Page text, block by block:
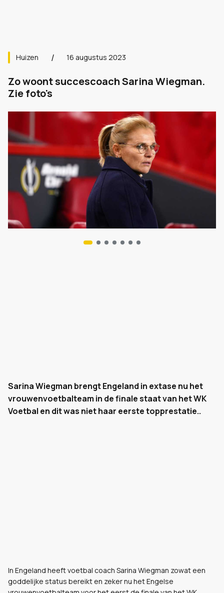
Huizen 16 augustus 2023
Zo woont succescoach Sarina Wiegman.
Zie foto's
Sarina Wiegman brengt Engeland in extase nu het
vrouwenvoetbalteam in de finale staat van het WK
Voetbal en dit was niet haar eerste topprestatie..
In Engeland heeft voetbal coach Sarina Wiegman zowat een
goddelijke status bereikt en zeker nu het Engelse